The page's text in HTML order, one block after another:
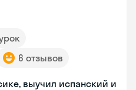
6 отзывов
выучил испанский и